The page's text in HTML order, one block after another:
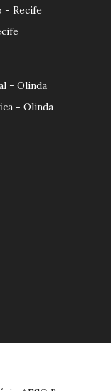
- Recife
- Olinda
- Olinda